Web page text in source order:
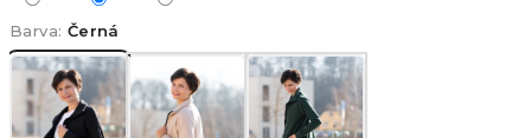
Barva: Černá